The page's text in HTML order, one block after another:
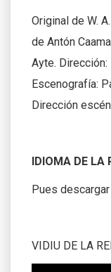
Original de W.
de Antón
Ayte.
Escenografía:
Dirección
IDIOMA DE LA
Pues
VIDIU DE LA